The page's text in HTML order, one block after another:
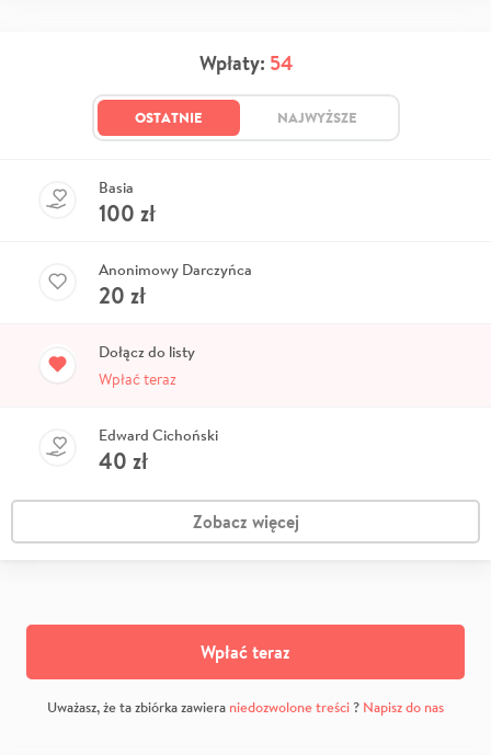
Wpłaty: 54
OSTATNIE NAJWYŻSZE
Basia
100 zł
Anonimowy Darczyńca
20 zł
Dołącz do listy
Wpłać teraz
Edward Cichoński
40 zł
Zobacz więcej
Wpłać teraz
Uważasz, że ta zbiórka zawiera niedozwolone treści? Napisz do nas